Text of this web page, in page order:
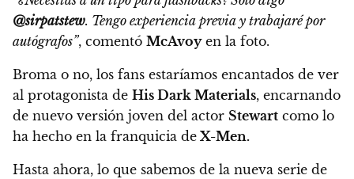
@sirpatstew. Tengo experiencia previa y trabajaré por
autógrafos”, comentó McAvoyen la foto.
Broma o no, los fans estaríamos encantados de ver
al protagonista de His Dark Materials, encarnando
de nuevo versión joven del actor Stewart como lo
ha hecho en la franquicia de X-Men.
Hasta ahora, lo que sabemos de la nueva serie de